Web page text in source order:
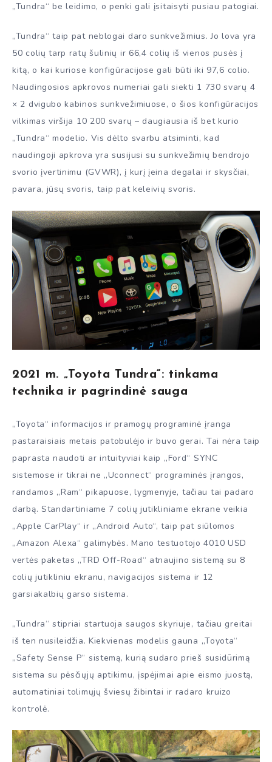
„Tundra“ be leidimo, o penki gali įsitaisyti pusiau patogiai.
„Tundra“ taip pat neblogai daro sunkvežimius. Jo lova yra
50 colių tarp ratų šulinių ir 66,4 colių iš vienos pusės į
kitą, o kai kuriose konfigūracijose gali būti iki 97,6 colio.
Naudingosios apkrovos numeriai gali siekti 1 730 svarų 4
× 2 dvigubo kabinos sunkvežimiuose, o šios konfigūracijos
vilkimas viršija 10 200 svarų – daugiausia iš bet kurio
„Tundra“ modelio. Vis dėlto svarbu atsiminti, kad
naudingoji apkrova yra susijusi su sunkvežimių bendrojo
svorio įvertinimu (GVWR), į kurį įeina degalai ir skysčiai,
pavara, jūsų svoris, taip pat keleivių svoris.
2021 m. „Toyota Tundra“: tinkama
technika ir pagrindinė sauga
„Toyota“ informacijos ir pramogų programinė įranga
pastaraisiais metais patobulėjo ir buvo gerai. Tai nėra taip
paprasta naudoti ar intuityviai kaip „Ford“ SYNC
sistemose ir tikrai ne „Uconnect“ programinės įrangos,
randamos „Ram“ pikapuose, lygmenyje, tačiau tai padaro
darbą. Standartiniame 7 colių jutikliniame ekrane veikia
„Apple CarPlay“ ir „Android Auto“, taip pat siūlomos
„Amazon Alexa“ galimybės. Mano testuotojo 4010 USD
vertės paketas „TRD Off-Road“ atnaujino sistemą su 8
colių jutikliniu ekranu, navigacijos sistema ir 12
garsiakalbių garso sistema.
„Tundra“ stipriai startuoja saugos skyriuje, tačiau greitai
iš ten nusileidžia. Kiekvienas modelis gauna „Toyota“
„Safety Sense P“ sistemą, kurią sudaro prieš susidūrimą
sistema su pėsčiųjų aptikimu, įspėjimai apie eismo juostą,
automatiniai tolimųjų šviesų žibintai ir radaro kruizo
kontrolė.